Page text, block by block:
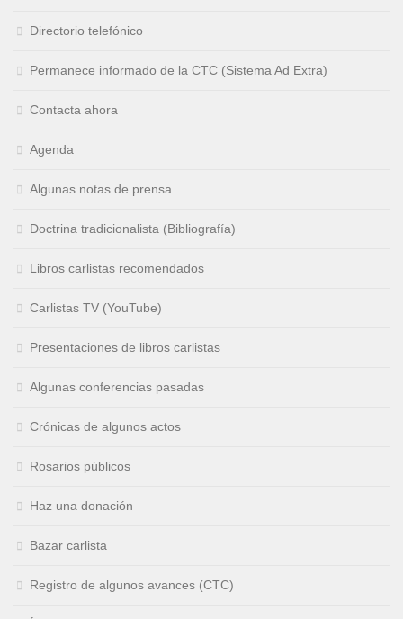
Directorio telefónico
Permanece informado de la CTC (Sistema Ad Extra)
Contacta ahora
Agenda
Algunas notas de prensa
Doctrina tradicionalista (Bibliografía)
Libros carlistas recomendados
Carlistas TV (YouTube)
Presentaciones de libros carlistas
Algunas conferencias pasadas
Crónicas de algunos actos
Rosarios públicos
Haz una donación
Bazar carlista
Registro de algunos avances (CTC)